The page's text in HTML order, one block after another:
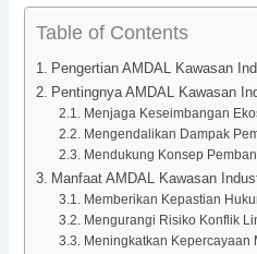
Table of Contents
Pengertian AMDAL Kawasan
Pentingnya AMDAL Kawasan
Menjaga Keseimbangan
Mengendalikan Dampak
Mendukung Konsep
Manfaat AMDAL Kawasan
Memberikan Kepastian
Mengurangi Risiko Konflik
Meningkatkan Kepercayaan